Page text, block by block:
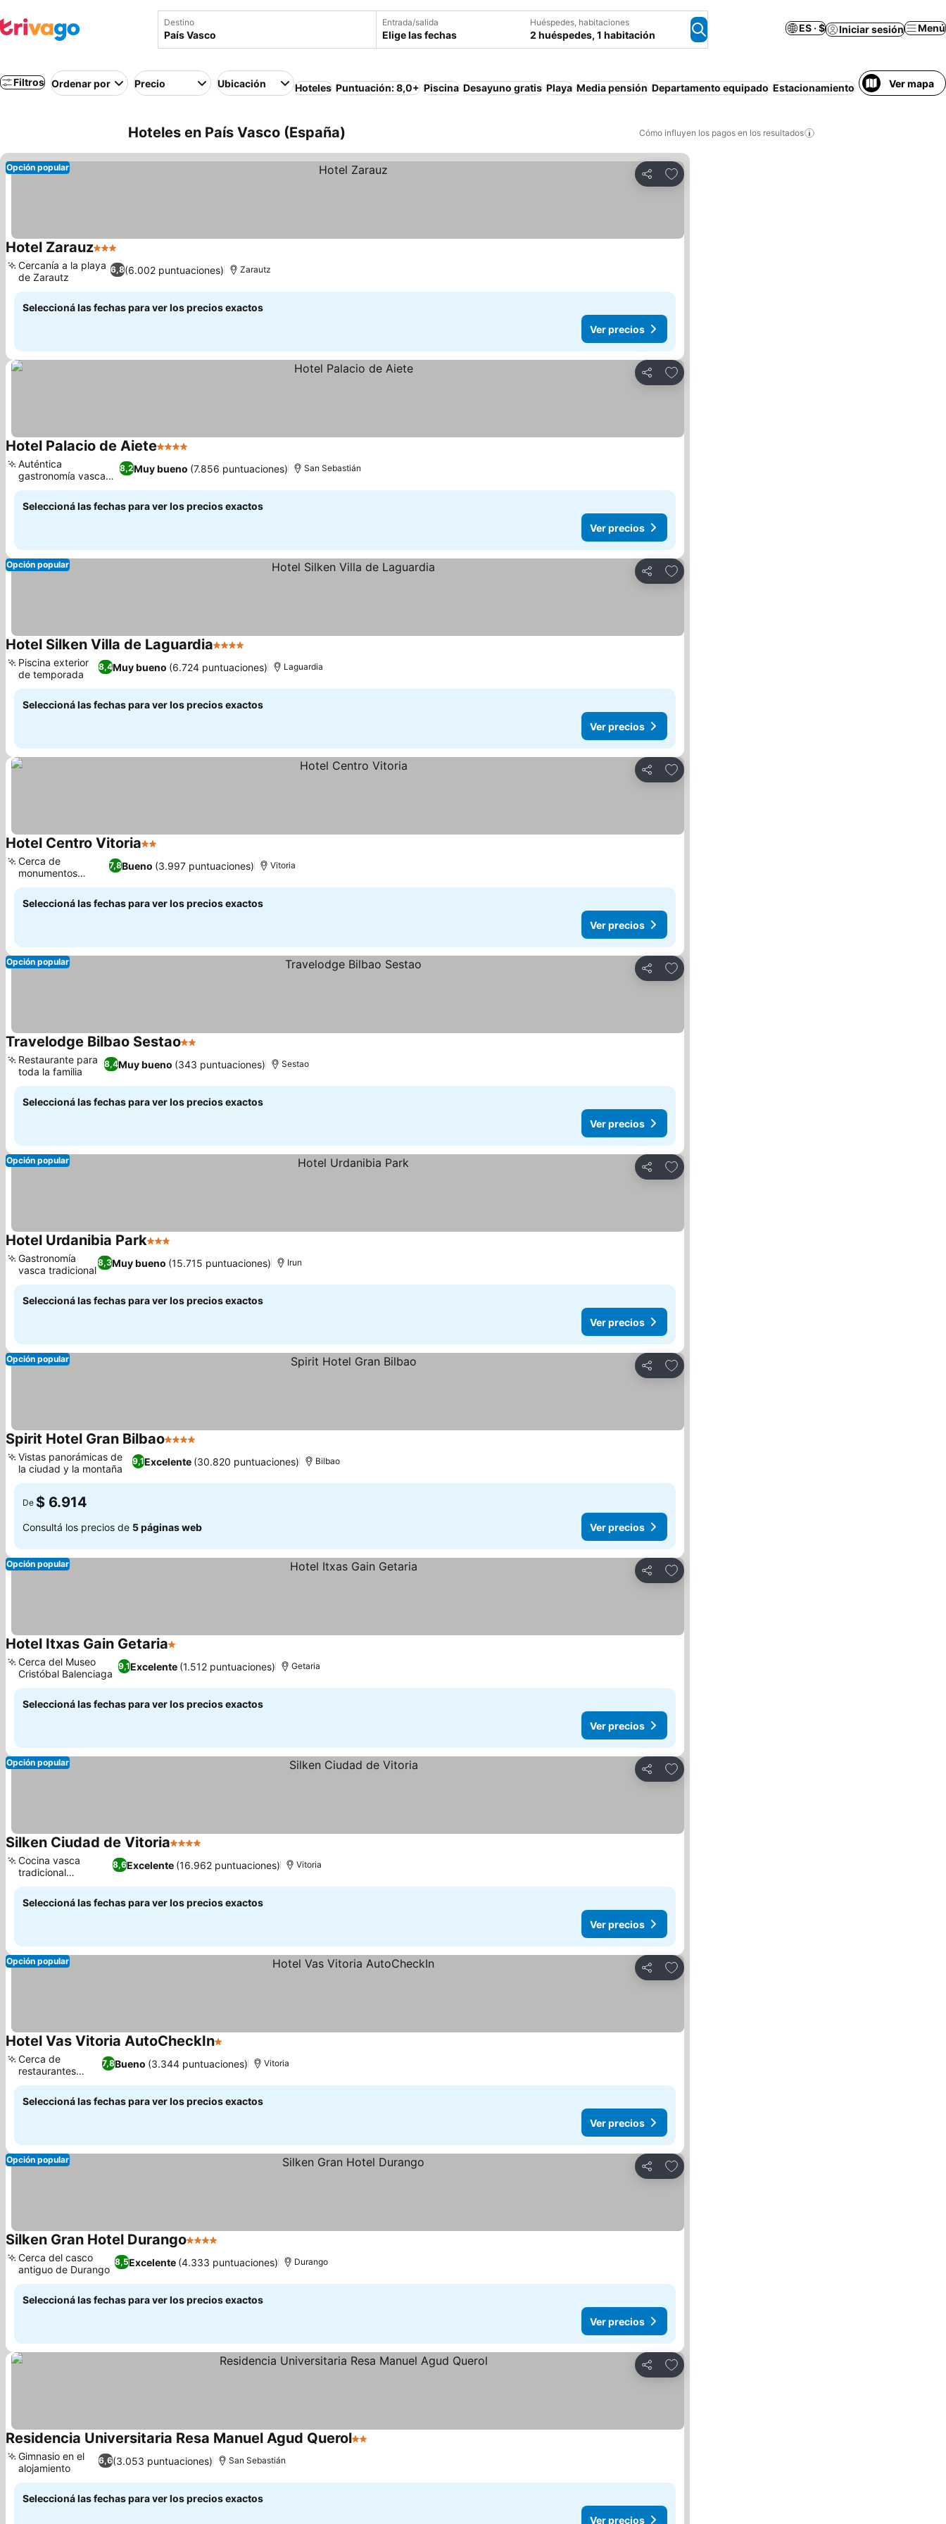
Destino Entrada/salida
Elige las fechas
Huéspedes, habitaciones
2 huéspedes, 1 habitación
ES · $ Iniciar sesión Menú
Filtros Ordenar por Precio Ubicación Hoteles Puntuación: 8,0+ Piscina Desayuno gratis Playa Media pensión Departamento equipado Estacionamiento Cancelación
Ver mapa
Hoteles en País Vasco (España) Cómo influyen los pagos en los resultados
Compartir
Añadir a favoritos
Opción popular
Hotel Zarauz3 Estrellas
6,8(6.002 puntuaciones)
Cercanía a la playa
de Zarautz
Zarautz
Seleccioná las fechas para ver los precios exactos
Ver precios
Compartir
Añadir a favoritos
Hotel Palacio de Aiete4 Estrellas
8,2Muy bueno (7.856 puntuaciones)
Auténtica
gastronomía vasca
en Haizea
San Sebastián
Seleccioná las fechas para ver los precios exactos
Ver precios
Compartir
Añadir a favoritos
Opción popular
Hotel Silken Villa de Laguardia4 Estrellas
8,4Muy bueno (6.724 puntuaciones)
Piscina exterior
de temporada
Laguardia
Seleccioná las fechas para ver los precios exactos
Ver precios
Compartir
Añadir a favoritos
Hotel Centro Vitoria2 Estrellas
7,8Bueno (3.997 puntuaciones)
Cerca de
monumentos
históricos
Vitoria
Seleccioná las fechas para ver los precios exactos
Ver precios
Compartir
Añadir a favoritos
Opción popular
Travelodge Bilbao Sestao2 Estrellas
8,4Muy bueno (343 puntuaciones)
Restaurante para
toda la familia
Sestao
Seleccioná las fechas para ver los precios exactos
Ver precios
Compartir
Añadir a favoritos
Opción popular
Hotel Urdanibia Park3 Estrellas
8,3Muy bueno (15.715 puntuaciones)
Gastronomía
vasca tradicional
Irun
Seleccioná las fechas para ver los precios exactos
Ver precios
Compartir
Añadir a favoritos
Opción popular
Spirit Hotel Gran Bilbao4 Estrellas
9,1Excelente (30.820 puntuaciones)
Vistas panorámicas de
la ciudad y la montaña
Bilbao
De $ 6.914
Consultá los precios de 5 páginas web Ver precios
Compartir
Añadir a favoritos
Opción popular
Hotel Itxas Gain Getaria1 Estrellas
9,1Excelente (1.512 puntuaciones)
Cerca del Museo
Cristóbal Balenciaga
Getaria
Seleccioná las fechas para ver los precios exactos
Ver precios
Compartir
Añadir a favoritos
Opción popular
Silken Ciudad de Vitoria4 Estrellas
8,6Excelente (16.962 puntuaciones)
Cocina vasca
tradicional
innovadora
Vitoria
Seleccioná las fechas para ver los precios exactos
Ver precios
Compartir
Añadir a favoritos
Opción popular
Hotel Vas Vitoria AutoCheckIn1 Estrellas
7,8Bueno (3.344 puntuaciones)
Cerca de
restaurantes
locales
Vitoria
Seleccioná las fechas para ver los precios exactos
Ver precios
Compartir
Añadir a favoritos
Opción popular
Silken Gran Hotel Durango4 Estrellas
8,5Excelente (4.333 puntuaciones)
Cerca del casco
antiguo de Durango
Durango
Seleccioná las fechas para ver los precios exactos
Ver precios
Compartir
Añadir a favoritos
Residencia Universitaria Resa Manuel Agud Querol2 Estrellas
6,6(3.053 puntuaciones)
Gimnasio en el
alojamiento
San Sebastián
Seleccioná las fechas para ver los precios exactos
Ver precios